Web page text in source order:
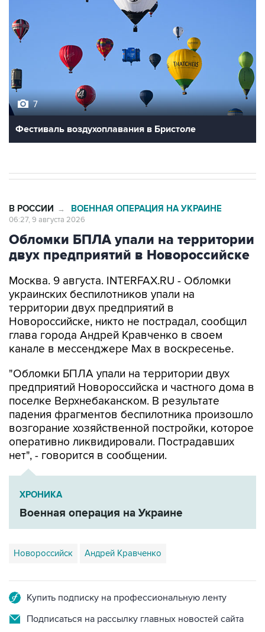
7
Фестиваль воздухоплавания в Бристоле
В РОССИИ → ВОЕННАЯ ОПЕРАЦИЯ НА УКРАИНЕ
06:27, 9 августа 2026
Обломки БПЛА упали на территории
двух предприятий в Новороссийске
Москва. 9 августа. INTERFAX.RU - Обломки
украинских беспилотников упали на
территории двух предприятий в
Новороссийске, никто не пострадал, сообщил
глава города Андрей Кравченко в своем
канале в мессенджере Max в воскресенье.
"Обломки БПЛА упали на территории двух
предприятий Новороссийска и частного дома в
поселке Верхнебаканском. В результате
падения фрагментов беспилотника произошло
возгорание хозяйственной постройки, которое
оперативно ликвидировали. Пострадавших
нет", - говорится в сообщении.
ХРОНИКА
Военная операция на Украине
Новороссийск Андрей Кравченко
Купить подписку на профессиональную ленту
Подписаться на рассылку главных новостей сайта